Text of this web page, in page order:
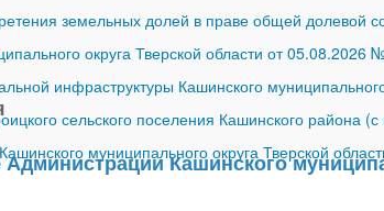
земельных долей в праве общей долевой
округа Тверской области от 05.08.2026
инфраструктуры Кашинского
сельского поселения Кашинского района
муниципального округа Тверской
Кашинского